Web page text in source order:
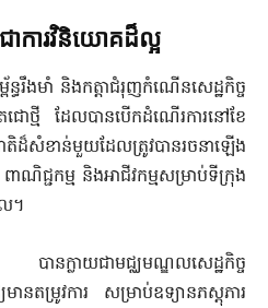
ាការវិនិយោគដ៏ល្អ
ធរឹងមាំ និងកត្តាជំរុញកំណើនសេដ្ឋកិច្ច
េជោថ្មី ដែលបានបើកដំណើរការនៅខែ
តិដ៏សំខាន់មួយដែលត្រូវបានរចនាឡើង
ណិជ្ជកម្ម និងអាជីវកម្មសម្រាប់ទីក្រុង
។
នក្លាយជាមជ្ឈមណ្ឌលសេដ្ឋកិច្ច
ានតម្រូវការ សម្រាប់ឧទ្យានភស្តុភារ